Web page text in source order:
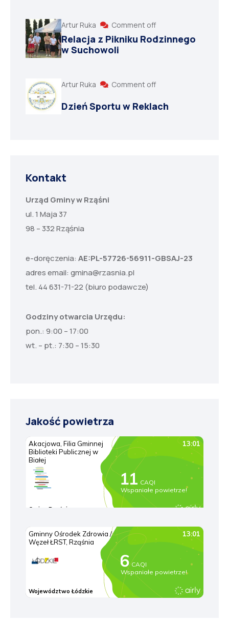
Artur Ruka Comment off
Relacja z Pikniku Rodzinnego
w Suchowoli
Artur Ruka Comment off
Dzień Sportu w Reklach
Kontakt
Urząd Gminy w Rząśni
ul. 1 Maja 37
98 – 332 Rząśnia
e-doręczenia: AE:PL-57726-56911-GBSAJ-23
adres email: gmina@rzasnia.pl
tel. 44 631-71-22 (biuro podawcze)
Godziny otwarcia Urzędu:
pon.: 9:00 – 17:00
wt. – pt.: 7:30 – 15:30
Jakość powietrza